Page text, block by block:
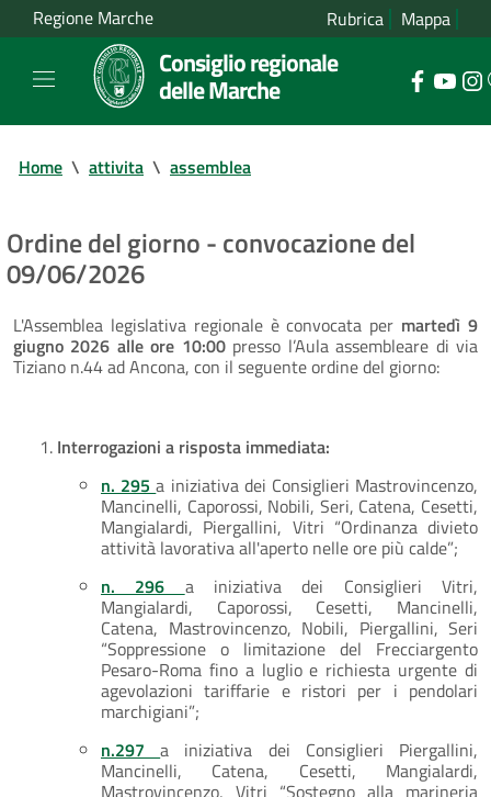
Regione Marche Rubrica Mappa
Consiglio regionale
delle Marche
Home \ attivita \ assemblea
Ordine del giorno - convocazione del
09/06/2026
L'Assemblea legislativa regionale è convocata per martedì 9
giugno 2026 alle ore 10:00presso l’Aula assembleare di via
Tiziano n.44 ad Ancona, con il seguente ordine del giorno:
Interrogazioni a risposta immediata:
n. 295a iniziativa dei Consiglieri Mastrovincenzo,
Mancinelli, Caporossi, Nobili, Seri, Catena, Cesetti,
Mangialardi, Piergallini, Vitri “Ordinanza divieto
attività lavorativa all'aperto nelle ore più calde”;
n. 296 a iniziativa dei Consiglieri Vitri,
Mangialardi, Caporossi, Cesetti, Mancinelli,
Catena, Mastrovincenzo, Nobili, Piergallini, Seri
“Soppressione o limitazione del Frecciargento
Pesaro-Roma fino a luglio e richiesta urgente di
agevolazioni tariffarie e ristori per i pendolari
marchigiani”;
n.297a iniziativa dei Consiglieri Piergallini,
Mancinelli, Catena, Cesetti, Mangialardi,
Mastrovincenzo, Vitri “Sostegno alla marineria